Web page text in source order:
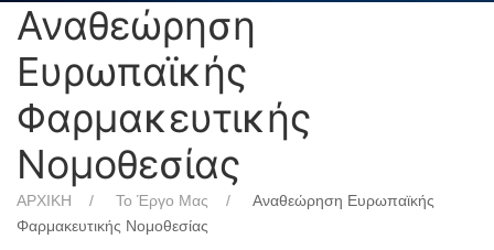
Αναθεώρηση
Ευρωπαϊκής
Φαρμακευτικής
Νομοθεσίας
ΑΡΧΙΚΗ Το Έργο Μας
Αναθεώρηση Ευρωπαϊκής
Φαρμακευτικής Νομοθεσίας